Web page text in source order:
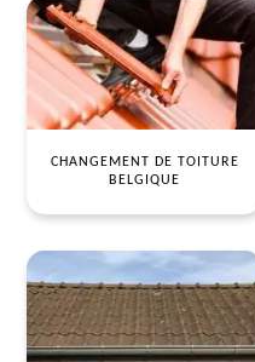
CHANGEMENT DE TOITURE
BELGIQUE